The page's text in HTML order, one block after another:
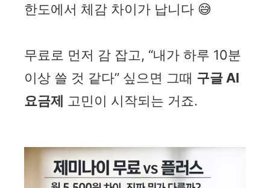
한도에서 체감 차이가 납니다 😅
무료로 먼저 감 잡고, “내가 하루 10분
이상 쓸 것 같다” 싶으면 그때 구글 AI
요금제 고민이 시작되는 거죠.